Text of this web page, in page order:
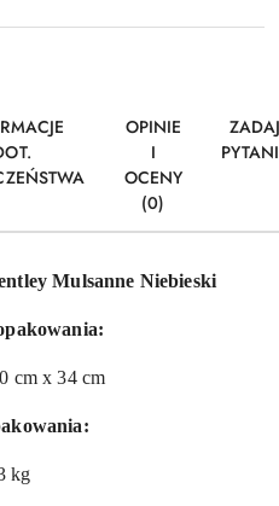
OPINIE
I
OCENY
(0)
Mulsanne Niebieski
cm x 34 cm
kg